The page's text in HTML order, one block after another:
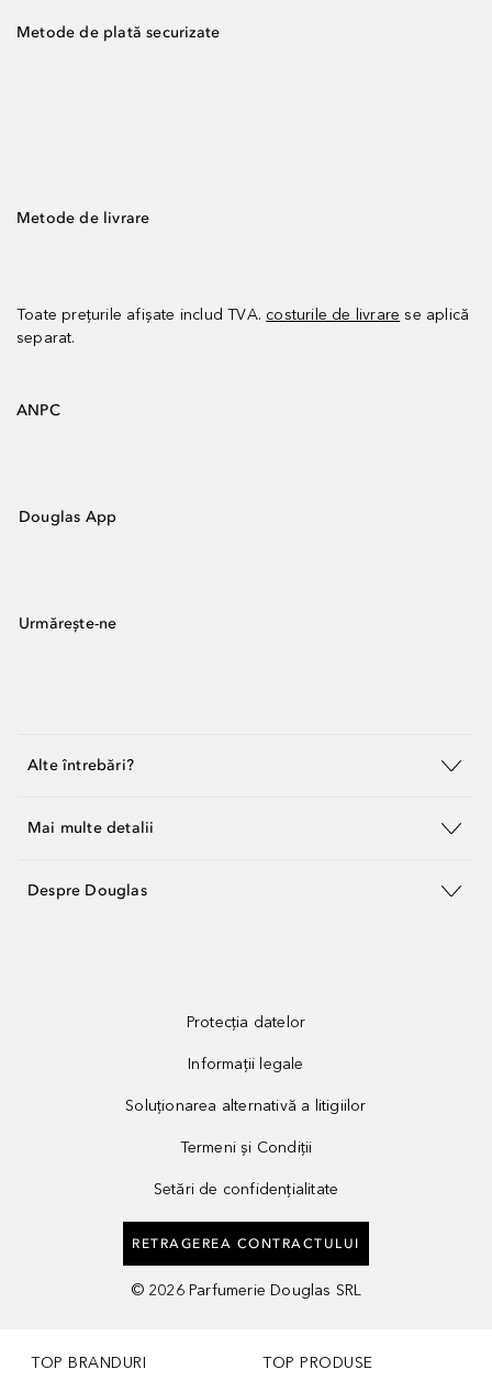
Metode de plată securizate
Metode de livrare
Toate prețurile afișate includ TVA. costurile de livrare se aplică
separat.
ANPC
Douglas App
Urmărește-ne
Alte întrebări?
Mai multe detalii
Despre Douglas
Protecția datelor
Informații legale
Soluționarea alternativă a litigiilor
Termeni și Condiții
Setări de confidențialitate
RETRAGEREA CONTRACTULUI
© 2026 Parfumerie Douglas SRL
TOP BRANDURI TOP PRODUSE